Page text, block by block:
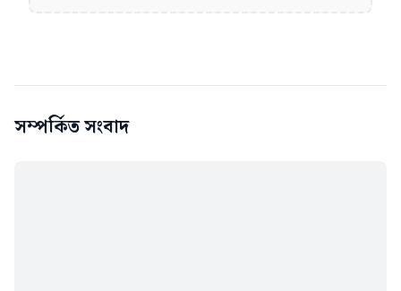
সম্পর্কিত সংবাদ